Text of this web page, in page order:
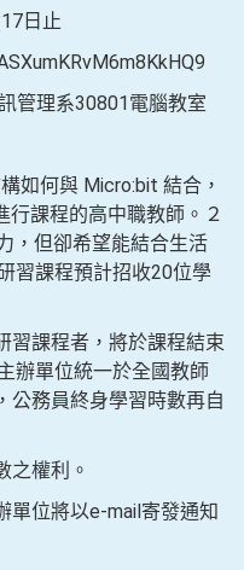
日止
管理系30801電腦教室
如何與 Micro:bit 結合，
行課程的高中職教師。２
，但卻希望能結合生活
習課程預計招收20位學
習課程者，將於課程結束
辦單位統一於全國教師
公務員終身學習時數再自
之權利。
單位將以e-mail寄發通知